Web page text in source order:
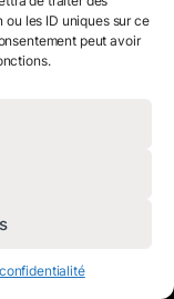
les ID uniques sur ce
peut avoir